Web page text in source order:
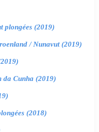
plongées (2019)
/ Nunavut (2019)
da Cunha (2019)
(2018)